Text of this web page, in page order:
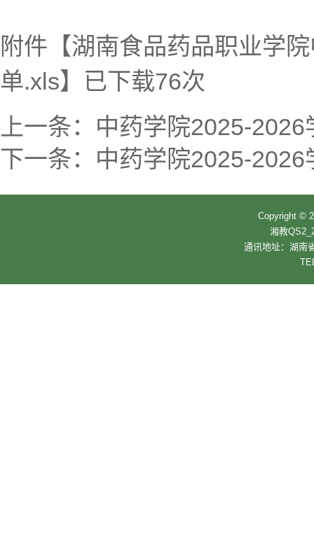
附件【湖南食品药品职业学
单.xls】已下载76次
上一条： 中药学院2025-
下一条： 中药学院2025-
Copyright ©
湘教
通讯地址：湖南